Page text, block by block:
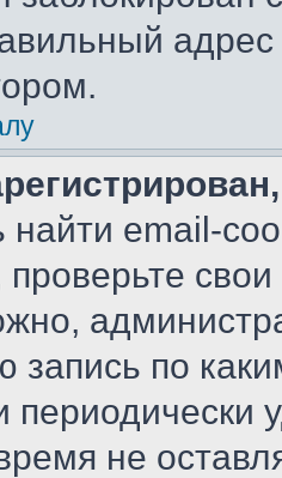
адрес
найти email-
проверьте
запись по
периодически
не